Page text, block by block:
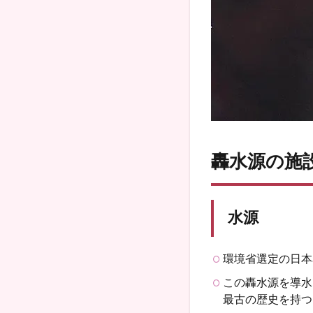
轟水源の施
水源
環境省選定の日
この轟水源を導
最古の歴史を持